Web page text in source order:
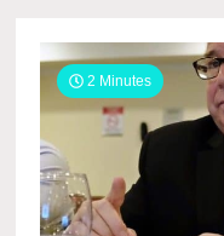
2 Minutes